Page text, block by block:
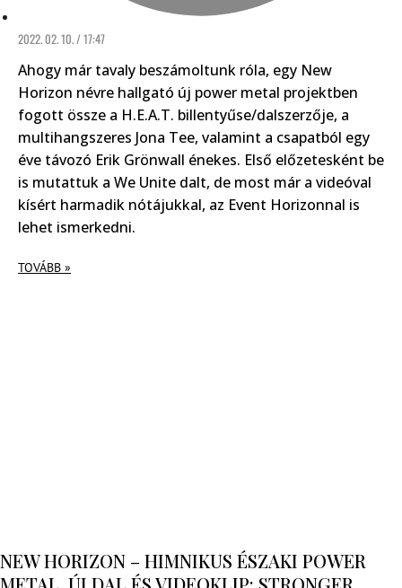
2022. 02. 10. / 17:47
Ahogy már tavaly beszámoltunk róla, egy New
Horizon névre hallgató új power metal projektben
fogott össze a H.E.A.T. billentyűse/dalszerzője, a
multihangszeres Jona Tee, valamint a csapatból egy
éve távozó Erik Grönwall énekes. Első előzetesként be
is mutattuk a We Unite dalt, de most már a videóval
kísért harmadik nótájukkal, az Event Horizonnal is
lehet ismerkedni.
TOVÁBB »
NEW HORIZON – HIMNIKUS ÉSZAKI POWER